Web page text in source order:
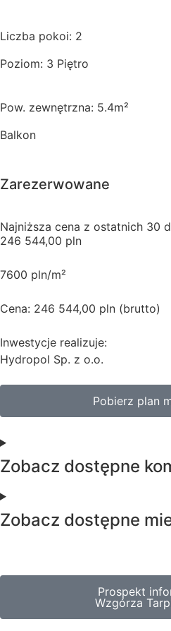
Liczba pokoi: 2
Poziom: 3 Piętro
Pow. zewnętrzna: 5.4m²
Balkon
Zarezerwowane
Najniższa cena z ostatnich 30
246 544,00 pln
7600 pln/m²
Cena: 246 544,00 pln (brutto)
Inwestycje realizuje:
Hydropol Sp. z o.o.
Pobierz plan
Zobacz dostępne
Zobacz dostępne
Prospekt
Wzgórza